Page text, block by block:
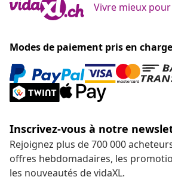
Vivre mieux
Modes de paiement pris en charge
Inscrivez-vous à notre
Rejoignez plus de 700 000
offres hebdomadaires, les
les nouveautés de vidaXL.